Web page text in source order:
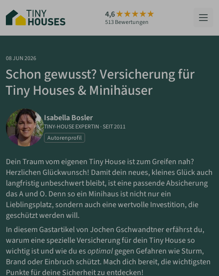
Hauptinhalt
springen
4,6
513 Bewertungen
HÄUSER
BERATUNG
RATGEBER
ÜBER UNS
ZUM HAUS-FINDER
ANMELDEN
MERKLISTE
08 JUN 2026
Schon gewusst? Versicherung für
Tiny Houses & Minihäuser
Isabella Bosler
TINY-HOUSE EXPERTIN · SEIT 2011
Autorenprofil
Dein Traum vom eigenen Tiny House ist zum Greifen nah?
Herzlichen Glückwunsch! Damit dein neues, kleines Glück auch
langfristig unbeschwert bleibt, ist eine passende Absicherung
das A und O. Denn so ein Minihaus ist nicht nur ein
Lieblingsplatz, sondern auch eine wertvolle Investition, die
geschützt werden will.
In diesem Gastartikel von Jochen Gschwandtner erfährst du,
warum eine spezielle Versicherung für dein Tiny House so
wichtig ist und wie du esoptimalgegen Gefahren wie Sturm,
Brand oder Einbruch schützt. Mach dich bereit, die wichtigsten
Punkte für deine Sicherheit zu entdecken!